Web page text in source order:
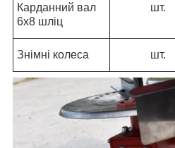
Карданний вал
6х8 шліц
шт.
Знімні колеса шт.